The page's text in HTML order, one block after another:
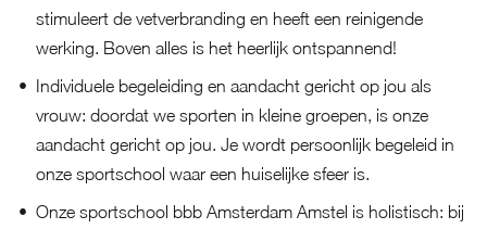
stimuleert de vetverbranding en heeft een reinigende
werking. Boven alles is het heerlijk ontspannend!
Individuele begeleiding en aandacht gericht op jou als
vrouw: doordat we sporten in kleine groepen, is onze
aandacht gericht op jou. Je wordt persoonlijk begeleid in
onze sportschool waar een huiselijke sfeer is.
Onze sportschool bbb Amsterdam Amstel is holistisch: bij